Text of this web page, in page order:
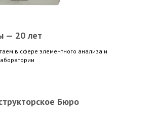
— 20 лет
в сфере элементного анализа и
Бюро